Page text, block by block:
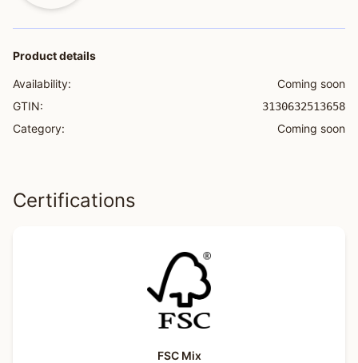
Product details
Availability:
Coming soon
GTIN:
3130632513658
Category: Coming soon
Certifications
FSC Mix